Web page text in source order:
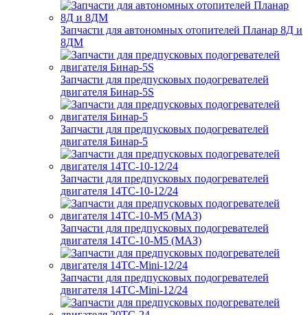
Запчасти для автономных отопителей Планар 8Д и
8ДМ
Запчасти для предпусковых подогревателей
двигателя Бинар-5S
Запчасти для предпусковых подогревателей
двигателя Бинар-5
Запчасти для предпусковых подогревателей
двигателя 14ТС-10-12/24
Запчасти для предпусковых подогревателей
двигателя 14ТС-10-М5 (МАЗ)
Запчасти для предпусковых подогревателей
двигателя 14ТС-Mini-12/24